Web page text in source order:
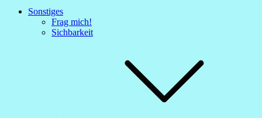
Sonstiges
Frag mich!
Sichbarkeit